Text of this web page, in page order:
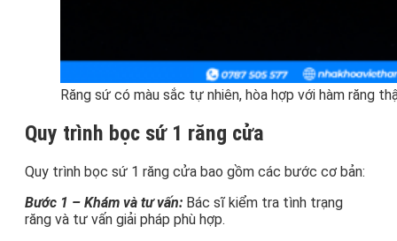
Răng sứ có màu sắc tự nhiên, hòa hợp với hàm răng
Quy trình bọc sứ 1 răng cửa
Quy trình bọc sứ 1 răng cửa bao gồm các bước cơ bản:
Bước 1 – Khám và tư vấn: Bác sĩ kiểm tra tình trạng
răng và tư vấn giải pháp phù hợp.